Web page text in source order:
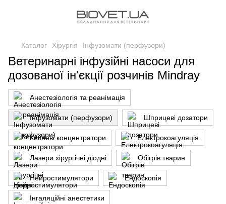
Каталог Хірургія Інфузомати (перфузори)
Ветеринарні інфузійні насоси для
дозованої ін'єкції розчинів Mindray
Анестезіологія та реанімація
Інфузомати (перфузори) Шприцеві дозатори
Кисневі концентратори Електрокоагуляція
Лазери хірургічні діодні Обігрів тварин
Нейростимулятори Ендоскопія
Інгаляційні анестетики